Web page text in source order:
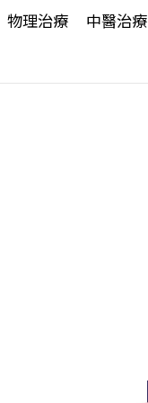
物理治療 中醫治療